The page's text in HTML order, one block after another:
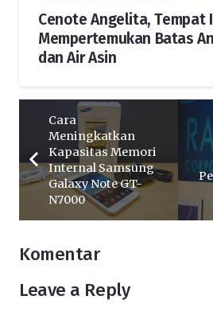
Cenote Angelita, Tempat
Mempertemukan Batas
dan Air Asin
Cara
Meningkatkan
Kapasitas Memori
Internal Samsung
Galaxy Note GT-
N7000
Komentar
Leave a Reply